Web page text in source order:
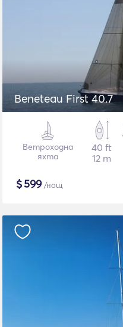
Beneteau First 40.7
Ветроходна
яхта
40 ft
12 m
$599/нощ